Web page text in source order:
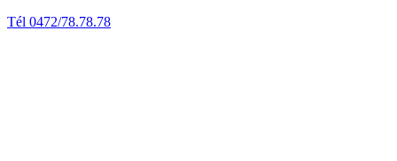
Tél 0472/78.78.78